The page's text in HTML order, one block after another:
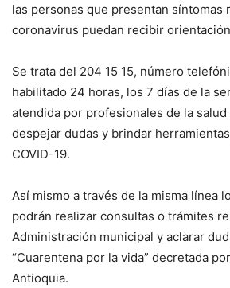
las personas que presentan síntomas
coronavirus puedan recibir
Se trata del 204 15 15, número
habilitado 24 horas, los 7 días de la
atendida por profesionales de la salud
despejar dudas y brindar
COVID-19.
Así mismo a través de la misma línea
podrán realizar consultas o trámites
Administración municipal y aclarar
“Cuarentena por la vida” decretada
Antioquia.